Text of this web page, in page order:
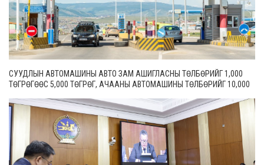
СУУДЛЫН АВТОМАШИНЫ АВТО ЗАМ АШИГЛАСНЫ ТӨЛБӨРИЙГ 1,000
ТӨГРӨГӨӨС 5,000 ТӨГРӨГ, АЧААНЫ АВТОМАШИНЫ ТӨЛБӨРИЙГ 10,000